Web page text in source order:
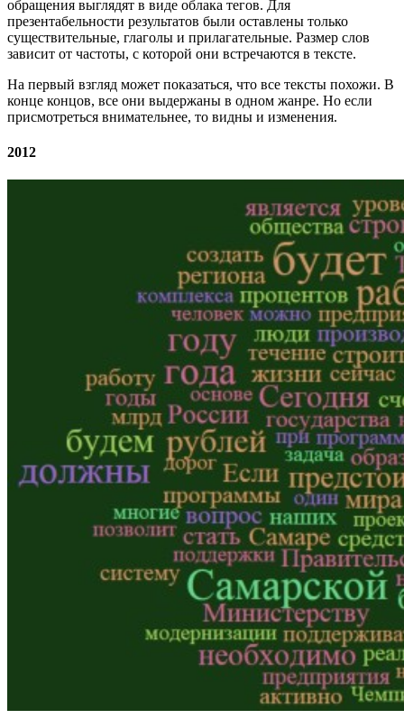
обращения выглядят в виде облака тегов. Для
презентабельности результатов были оставлены только
существительные, глаголы и прилагательные. Размер слов
зависит от частоты, с которой они встречаются в тексте.
На первый взгляд может показаться, что все тексты похожи. В
конце концов, все они выдержаны в одном жанре. Но если
присмотреться внимательнее, то видны и изменения.
2012